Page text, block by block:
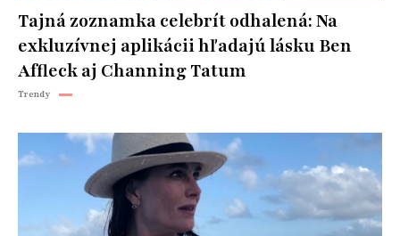
Tajná zoznamka celebrít odhalená: Na
exkluzívnej aplikácii hľadajú lásku Ben
Affleck aj Channing Tatum
Trendy